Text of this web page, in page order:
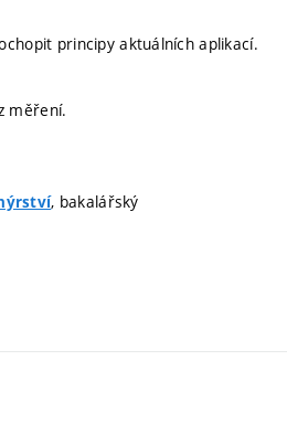
principy aktuálních aplikací.
měření.
, bakalářský